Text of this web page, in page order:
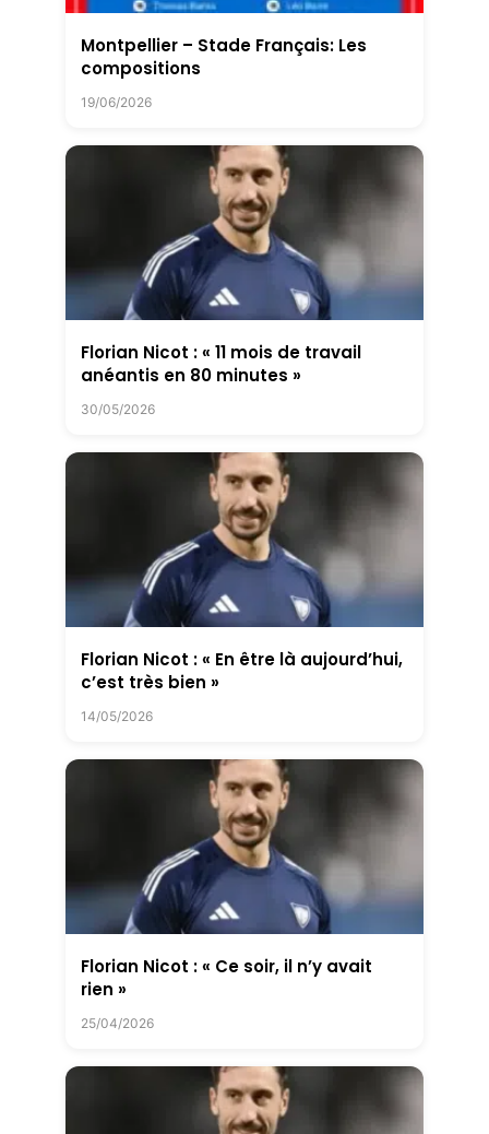
Montpellier – Stade Français: Les
compositions
19/06/2026
Florian Nicot : « 11 mois de travail
anéantis en 80 minutes »
30/05/2026
Florian Nicot : « En être là aujourd’hui,
c’est très bien »
14/05/2026
Florian Nicot : « Ce soir, il n’y avait
rien »
25/04/2026